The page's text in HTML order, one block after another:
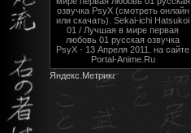
озвучка PsyX (смотреть онлайн
или скачать). Sekai-ichi Hatsukoi
01 / Лучшая в мире первая
любовь 01 русская озвучка
PsyX - 13 Апреля 2011. на сайте
Portal-Anime.Ru